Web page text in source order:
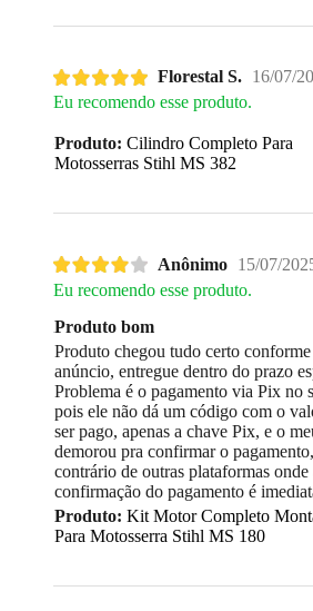
Florestal S. 16/07/
Eu recomendo esse produto.
Produto: Cilindro Completo Para
Motosserras Stihl MS 382
Anônimo 15/07/
Eu recomendo esse produto.
Produto bom
Produto chegou tudo certo
anúncio, entregue dentro do prazo
Problema é o pagamento via Pix no
pois ele não dá um código com o
ser pago, apenas a chave Pix, e o
demorou pra confirmar o
contrário de outras plataformas onde
confirmação do pagamento é
Produto: Kit Motor Completo
Para Motosserra Stihl MS 180